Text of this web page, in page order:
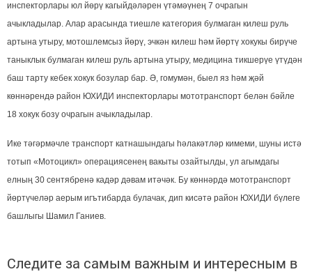
инспекторлары юл йөрү кагыйдәләрен үтәмәүнең 7 очрагын
ачыкладылар. Алар арасында тиешле категория булмаган килеш руль
артына утыру, мотошлемсыз йөрү, эчкән килеш һәм йөртү хокукы бирүче
таныклык булмаган килеш руль артына утыру, медицина тикшерүе үтүдән
баш тарту кебек хокук бозулар бар. Ә, гомумән, быел яз һәм җәй
көннәрендә район ЮХИДИ инспекторлары мототранспорт белән бәйле
18 хокук бозу очрагын ачыкладылар.
Ике тәгәрмәчле транспорт катнашындагы һәлакәтләр кимеми, шуны истә
тотып «Мотоцикл» операциясенең вакыты озайтылды, ул агымдагы
елның 30 сентябренә кадәр дәвам итәчәк. Бу көннәрдә мототранспорт
йөртүчеләр аерым игътибарда булачак, дип кисәтә район ЮХИДИ бүлеге
башлыгы Шамил Ганиев.
Следите за самым важным и интересным в